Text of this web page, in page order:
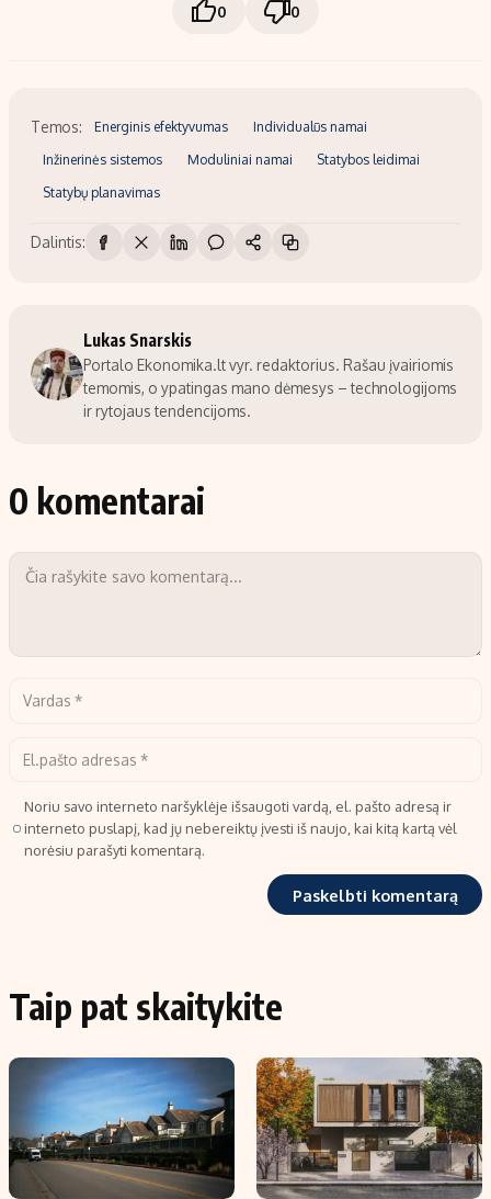
0 0
Temos: Energinis efektyvumas Individualūs namai
Inžinerinės sistemos Moduliniai namai Statybos leidimai
Statybų planavimas
Dalintis:
Lukas Snarskis
Portalo Ekonomika.lt vyr. redaktorius. Rašau įvairiomis
temomis, o ypatingas mano dėmesys – technologijoms
ir rytojaus tendencijoms.
0 komentarai
Noriu savo interneto naršyklėje išsaugoti vardą, el. pašto adresą ir
interneto puslapį, kad jų nebereiktų įvesti iš naujo, kai kitą kartą vėl
norėsiu parašyti komentarą.
Taip pat skaitykite